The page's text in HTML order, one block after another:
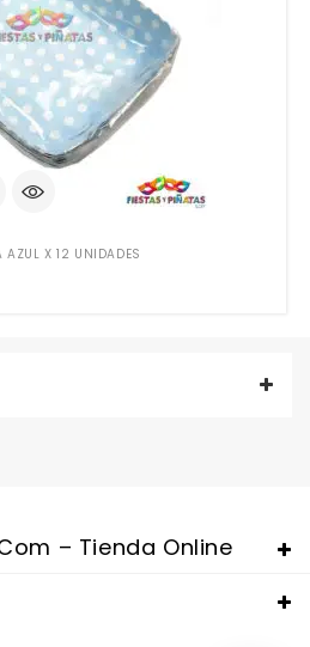
AZUL X 12 UNIDADES
– Tienda Online